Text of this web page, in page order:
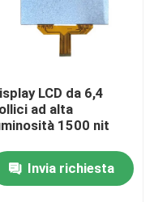
LCD da 6,4
ad alta
1500 nit
Invia richiesta